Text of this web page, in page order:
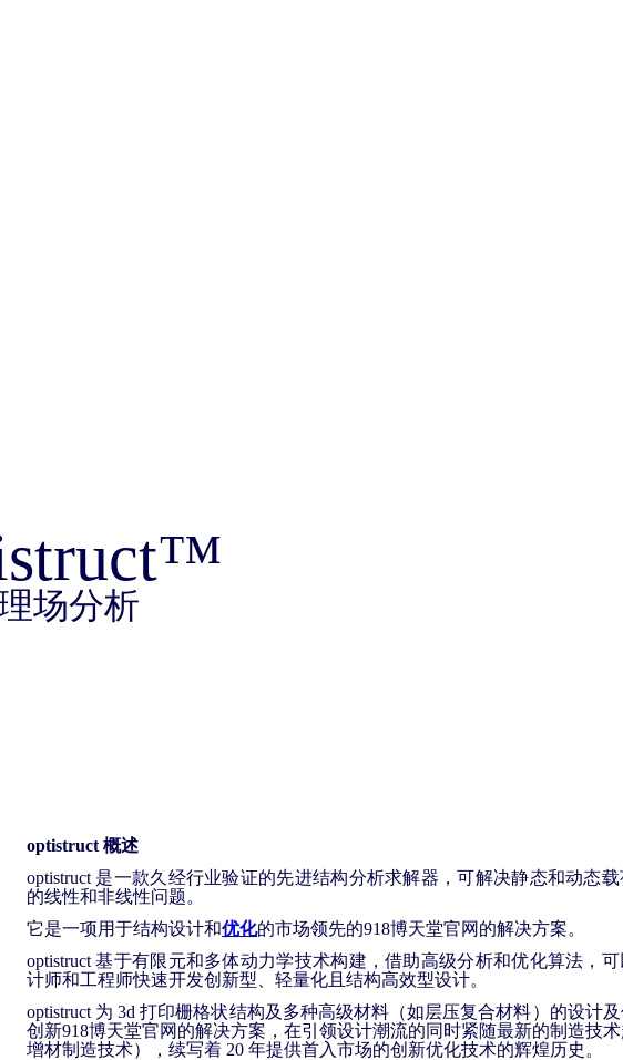
optistruct 概述
​optistruct 是一款久经行业验证的先进结构分析求解器，可解决静态和动态
的线性和非线性问题。
它是一项用于结构设计和优化的市场领先的918博天堂官网的解决方案。
optistruct 基于有限元和多体动力学技术构建，借助高级分析和优化算法，
计师和工程师快速开发创新型、轻量化且结构高效型设计。
optistruct 为 3d 打印栅格状结构及多种高级材料（如层压复合材料）的设计
创新918博天堂官网的解决方案，在引领设计潮流的同时紧随最新的制造技
增材制造技术），续写着 20 年提供首入市场的创新优化技术的辉煌历史。
场分析